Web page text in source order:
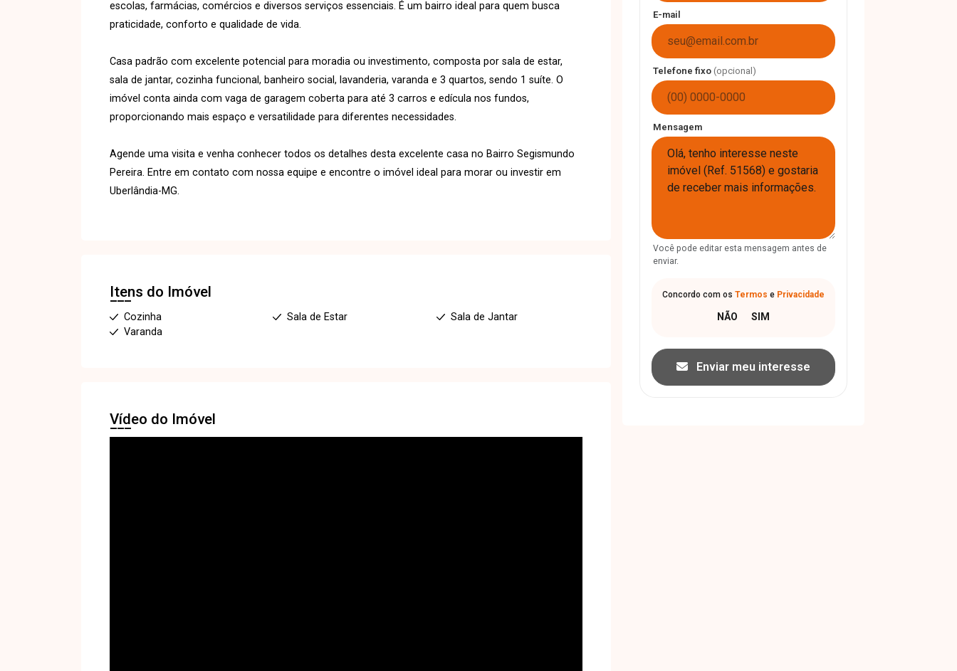
escolas, farmácias, comércios e diversos serviços essenciais. É um bairro ideal para quem busca
praticidade, conforto e qualidade de vida.
Casa padrão com excelente potencial para moradia ou investimento, composta por sala de estar,
sala de jantar, cozinha funcional, banheiro social, lavanderia, varanda e 3 quartos, sendo 1 suíte. O
imóvel conta ainda com vaga de garagem coberta para até 3 carros e edícula nos fundos,
proporcionando mais espaço e versatilidade para diferentes necessidades.
Agende uma visita e venha conhecer todos os detalhes desta excelente casa no Bairro Segismundo
Pereira. Entre em contato com nossa equipe e encontre o imóvel ideal para morar ou investir em
Uberlândia-MG.
Itens do Imóvel
Cozinha Sala de Estar
Sala de Jantar
Varanda
Vídeo do Imóvel
E-mail
Telefone fixo (opcional)
Mensagem
Você pode editar esta mensagem antes de
enviar.
Concordo com os Termos e Privacidade
Enviar meu interesse